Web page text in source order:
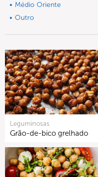
Médio Oriente
Outro
Leguminosas
Grão-de-bico grelhado